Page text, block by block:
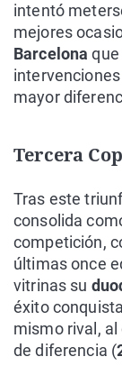
intentó
mejores
Barcelona que
intervenciones
mayor
Tercera
Tras este
consolida
competición,
últimas once
vitrinas su
éxito
mismo rival,
de diferencia (